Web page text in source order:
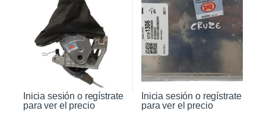
Inicia sesión o regístrate
para ver el precio
Inicia sesión o regístrate
para ver el precio